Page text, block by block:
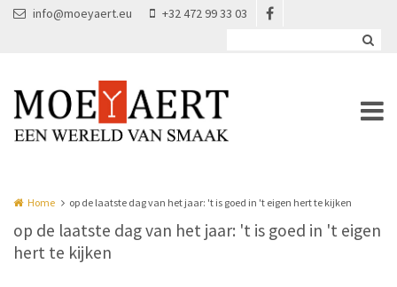
Overslaan en naar de inhoud gaan
info@moeyaert.eu +32 472 99 33 03
Home op de laatste dag van het jaar: 't is goed in 't eigen hert te kijken
op de laatste dag van het jaar: 't is goed in 't eigen
hert te kijken